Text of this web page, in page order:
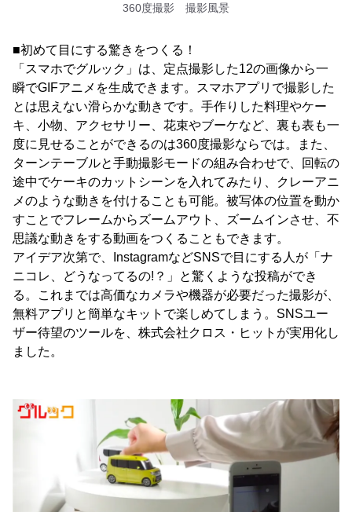
360度撮影 撮影風景
■初めて目にする驚きをつくる！
「スマホでグルック」は、定点撮影した12の画像から一
瞬でGIFアニメを生成できます。スマホアプリで撮影した
とは思えない滑らかな動きです。手作りした料理やケー
キ、小物、アクセサリー、花束やブーケなど、裏も表も一
度に見せることができるのは360度撮影ならでは。また、
ターンテーブルと手動撮影モードの組み合わせで、回転の
途中でケーキのカットシーンを入れてみたり、クレーアニ
メのような動きを付けることも可能。被写体の位置を動か
すことでフレームからズームアウト、ズームインさせ、不
思議な動きをする動画をつくることもできます。
アイデア次第で、InstagramなどSNSで目にする人が「ナ
ニコレ、どうなってるの!？」と驚くような投稿ができ
る。これまでは高価なカメラや機器が必要だった撮影が、
無料アプリと簡単なキットで楽しめてしまう。SNSユー
ザー待望のツールを、株式会社クロス・ヒットが実用化し
ました。